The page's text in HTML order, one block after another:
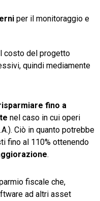
per il monitoraggio e
costo del progetto
quindi mediamente
fino a
nel caso in cui operi
Ciò in quanto potrebbe
fino al 110% ottenendo
.
fiscale che,
ad altri asset